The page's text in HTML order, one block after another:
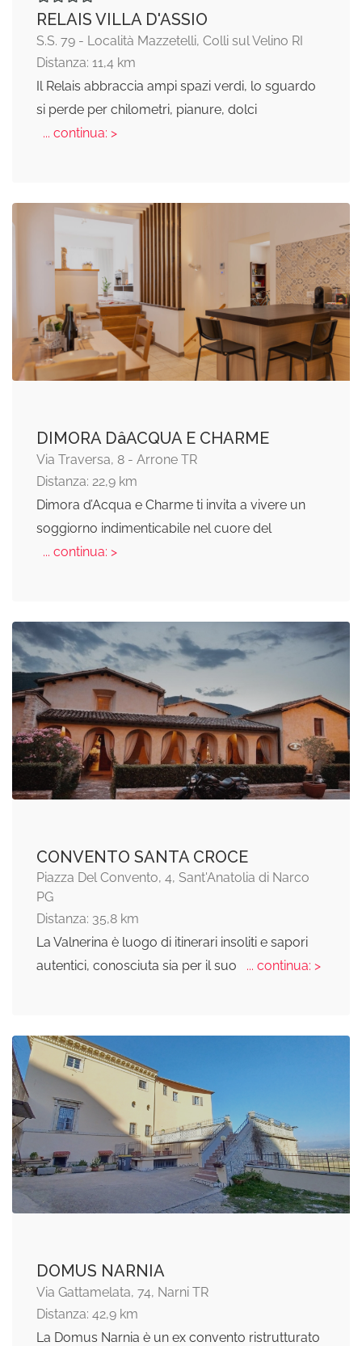
RELAIS VILLA D'ASSIO
S.S. 79 - Località Mazzetelli, Colli sul Velino RI
Distanza: 11,4 km
Il Relais abbraccia ampi spazi verdi, lo sguardo
si perde per chilometri, pianure, dolci
... continua: >
DIMORA DâACQUA E CHARME
Via Traversa, 8 - Arrone TR
Distanza: 22,9 km
Dimora d’Acqua e Charme ti invita a vivere un
soggiorno indimenticabile nel cuore del
... continua: >
CONVENTO SANTA CROCE
Piazza Del Convento, 4, Sant'Anatolia di Narco
PG
Distanza: 35,8 km
La Valnerina è luogo di itinerari insoliti e sapori
autentici, conosciuta sia per il suo
... continua: >
DOMUS NARNIA
Via Gattamelata, 74, Narni TR
Distanza: 42,9 km
La Domus Narnia è un ex convento ristrutturato